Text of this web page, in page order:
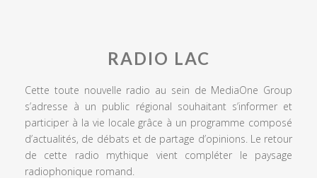
RADIO LAC
Cette toute nouvelle radio au sein de MediaOne Group
s’adresse à un public régional souhaitant s’informer et
participer à la vie locale grâce à un programme composé
d’actualités, de débats et de partage d’opinions. Le retour
de cette radio mythique vient compléter le paysage
radiophonique romand.